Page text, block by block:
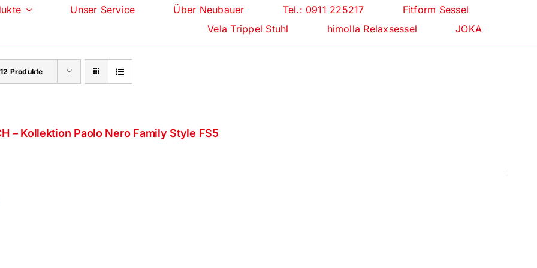
Unser Service Über Neubauer Tel.: 0911 225217
Fitform Sessel
Vela Trippel Stuhl
himolla Relaxsessel JOKA
12 Produkte
– Kollektion Paolo Nero Family Style FS5